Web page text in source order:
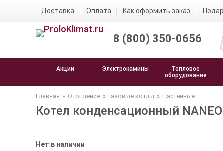
Доставка Оплата Как оформить заказ
8 (800) 350-0656
Акции Электрокамины
Тепловое
оборудование
Главная » Отопление » Газовые котлы » Настенные
Котел конденсационный
Нет в наличии